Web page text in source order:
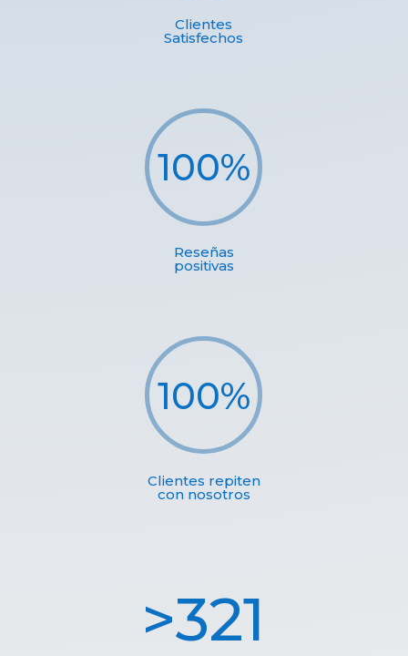
Clientes
Satisfechos
100%
Reseñas
positivas
100%
Clientes repiten
con nosotros
321